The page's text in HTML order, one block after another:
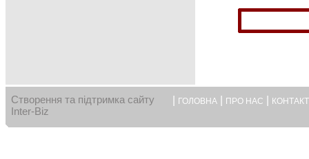
Створення та підтримка сайту
Inter-Biz
ГОЛОВНА ПРО НАС